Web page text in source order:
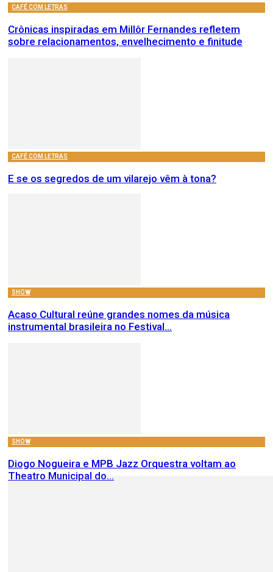
CAFÉ COM LETRAS
Crônicas inspiradas em Millôr Fernandes refletem
sobre relacionamentos, envelhecimento e finitude
CAFÉ COM LETRAS
E se os segredos de um vilarejo vêm à tona?
SHOW
Acaso Cultural reúne grandes nomes da música
instrumental brasileira no Festival...
SHOW
Diogo Nogueira e MPB Jazz Orquestra voltam ao
Theatro Municipal do...